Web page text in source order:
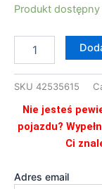
Produkt
ilość
POMPA
WODY
SKU 42535615
Nie jesteś
pojazdu?
Ci
Adres email